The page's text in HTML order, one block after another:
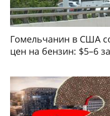
Гомельчанин в США
цен на бензин: $5–6